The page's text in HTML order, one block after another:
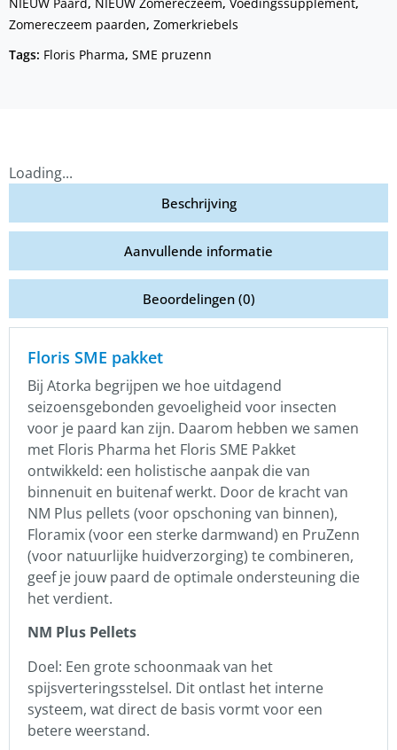
Zomereczeem paarden, Zomerkriebels
Tags: Floris Pharma, SME pruzenn
Loading...
Beschrijving
Aanvullende informatie
Beoordelingen (0)
Floris SME pakket
Bij Atorka begrijpen we hoe uitdagend
seizoensgebonden gevoeligheid voor insecten
voor je paard kan zijn. Daarom hebben we samen
met Floris Pharma het Floris SME Pakket
ontwikkeld: een holistische aanpak die van
binnenuit en buitenaf werkt. Door de kracht van
NM Plus pellets (voor opschoning van binnen),
Floramix (voor een sterke darmwand) en PruZenn
(voor natuurlijke huidverzorging) te combineren,
geef je jouw paard de optimale ondersteuning die
het verdient.
NM Plus Pellets
Doel: Een grote schoonmaak van het
spijsverteringsstelsel. Dit ontlast het interne
systeem, wat direct de basis vormt voor een
betere weerstand.